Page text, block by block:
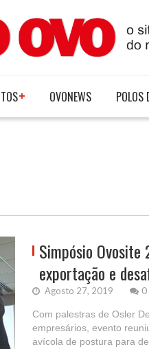
OVONEWS POLOS
Simpósio Ovosite
exportação e
Agosto 27, 2019 0
Com palestras de Osler
empresários, evento
avícola de postura para